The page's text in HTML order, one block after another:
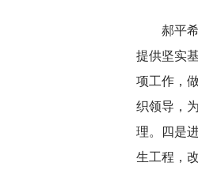
郝平
提供坚实
项工作，
织领导，
理。四是
生工程，